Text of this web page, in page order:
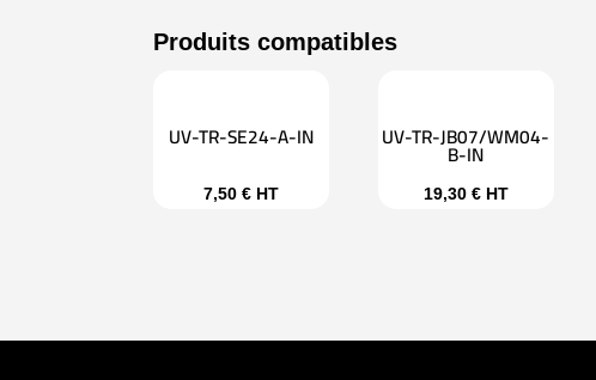
UV-TR-SE24-A-IN
7,50 € HT
UV-TR-JB07/WM04-
B-IN
19,30 € HT